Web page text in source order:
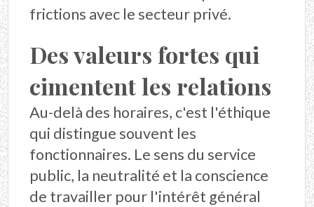
frictions avec le secteur privé.
Des valeurs fortes qui
cimentent les relations
Au-delà des horaires, c'est l'éthique
qui distingue souvent les
fonctionnaires. Le sens du service
public, la neutralité et la conscience
de travailler pour l'intérêt général